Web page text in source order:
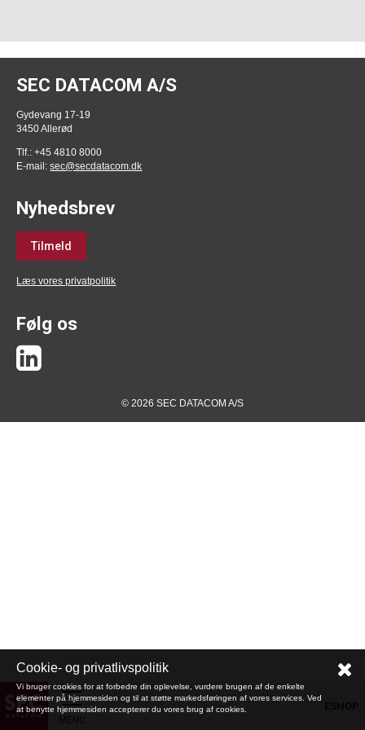
SEC DATACOM A/S
Gydevang 17-19
3450 Allerød
Tlf.: +45 4810 8000
E-mail:sec@secdatacom.dk
Nyhedsbrev
Tilmeld
Læs vores privatpolitik
Følg os
© 2026 SEC DATACOM A/S
Cookie- og privatlivspolitik
Vi bruger cookies for at forbedre din oplevelse, vurdere brugen af de enkelte
elementer på hjemmesiden og til at støtte markedsføringen af vores services. Ved
at benytte hjemmesiden accepterer du vores brug af cookies.